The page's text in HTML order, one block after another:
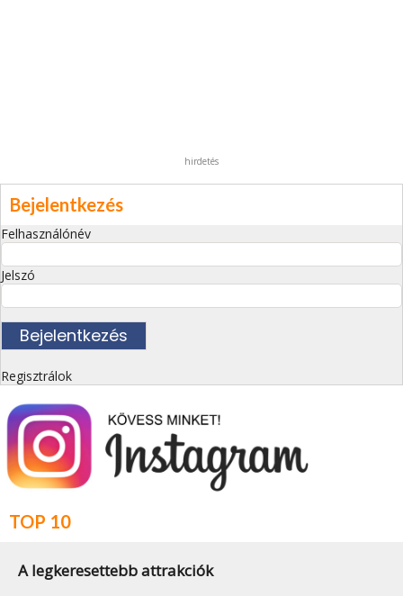
hirdetés
Bejelentkezés
Felhasználónév
Jelszó
Regisztrálok
TOP 10
A legkeresettebb attrakciók